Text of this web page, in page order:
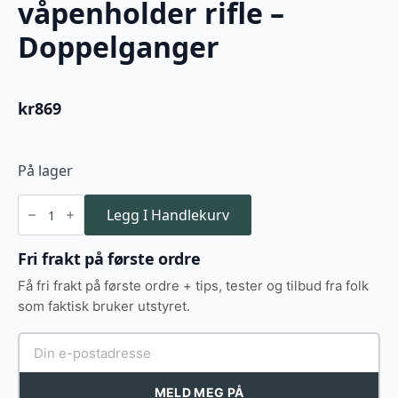
våpenholder rifle –
Doppelganger
kr869
På lager
Eberlestock
EMOD
våpenholder
rifle
-
Doppelganger
Legg I Handlekurv
Fri frakt på første ordre
Få fri frakt på første ordre + tips, tester og tilbud fra folk
som faktisk bruker utstyret.
MELD MEG PÅ